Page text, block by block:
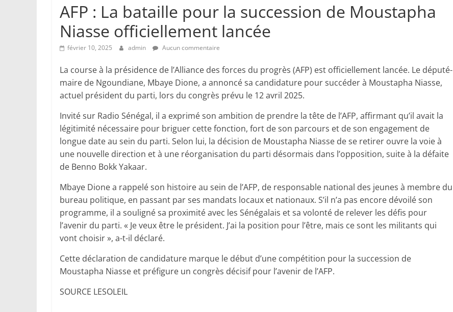
AFP : La bataille pour la succession de Moustapha
Niasse officiellement lancée
février 10, 2025 admin Aucun commentaire
La course à la présidence de l’Alliance des forces du progrès (AFP) est officiellement lancée. Le député-
maire de Ngoundiane, Mbaye Dione, a annoncé sa candidature pour succéder à Moustapha Niasse,
actuel président du parti, lors du congrès prévu le 12 avril 2025.
Invité sur Radio Sénégal, il a exprimé son ambition de prendre la tête de l’AFP, affirmant qu’il avait la
légitimité nécessaire pour briguer cette fonction, fort de son parcours et de son engagement de
longue date au sein du parti. Selon lui, la décision de Moustapha Niasse de se retirer ouvre la voie à
une nouvelle direction et à une réorganisation du parti désormais dans l’opposition, suite à la défaite
de Benno Bokk Yakaar.
Mbaye Dione a rappelé son histoire au sein de l’AFP, de responsable national des jeunes à membre du
bureau politique, en passant par ses mandats locaux et nationaux. S’il n’a pas encore dévoilé son
programme, il a souligné sa proximité avec les Sénégalais et sa volonté de relever les défis pour
l’avenir du parti. « Je veux être le président. J’ai la position pour l’être, mais ce sont les militants qui
vont choisir », a-t-il déclaré.
Cette déclaration de candidature marque le début d’une compétition pour la succession de
Moustapha Niasse et préfigure un congrès décisif pour l’avenir de l’AFP.
SOURCE LESOLEIL